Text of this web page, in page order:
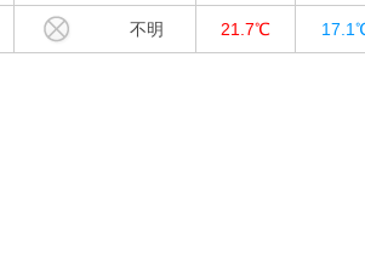
不明 21.7℃